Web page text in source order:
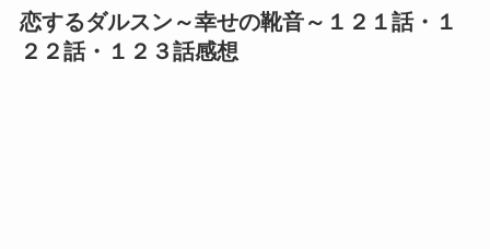
恋するダルスン～幸せの靴音～１２１話・１
２２話・１２３話感想